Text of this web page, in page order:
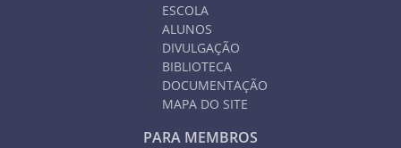
ESCOLA
ALUNOS
DIVULGAÇÃO
BIBLIOTECA
DOCUMENTAÇÃO
MAPA DO SITE
PARA MEMBROS